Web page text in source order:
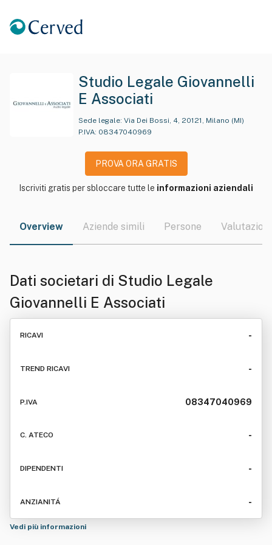
Studio Legale Giovannelli
E Associati
Sede legale: Via Dei Bossi, 4, 20121, Milano (MI)
P.IVA: 08347040969
PROVA ORA GRATIS
Iscriviti gratis per sbloccare tutte le informazioni aziendali
Overview Aziende simili Persone Valutazioni
Dati societari di Studio Legale
Giovannelli E Associati
RICAVI -
TREND RICAVI -
P.IVA 08347040969
C. ATECO -
DIPENDENTI -
ANZIANITÁ -
Vedi più informazioni